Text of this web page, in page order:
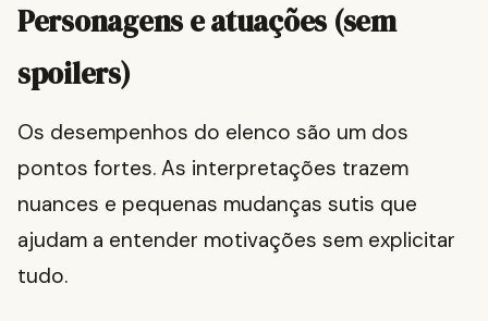
Personagens e atuações (sem
spoilers)
Os desempenhos do elenco são um dos
pontos fortes. As interpretações trazem
nuances e pequenas mudanças sutis que
ajudam a entender motivações sem explicitar
tudo.